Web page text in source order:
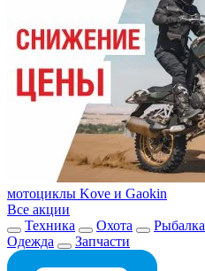
мотоциклы Kove и Gaokin
Все акции
Техника
Охота Рыбалка
Одежда
Запчасти